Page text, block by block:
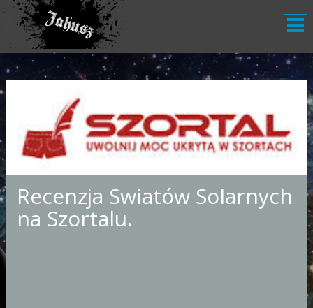
Recenzja Swiatów Solarnych
na Szortalu.